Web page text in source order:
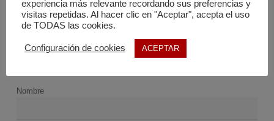
Nombre
experiencia más relevante recordando sus preferencias y
visitas repetidas. Al hacer clic en "Aceptar", acepta el uso
de TODAS las cookies.
Configuración de cookies ACEPTAR